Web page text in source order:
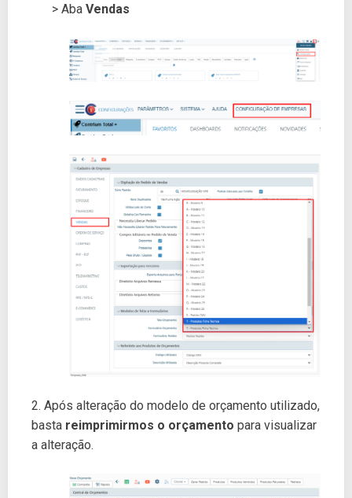
> Aba Vendas
2. Após alteração do modelo de orçamento utilizado,
basta reimprimirmos o orçamento para visualizar
a alteração.